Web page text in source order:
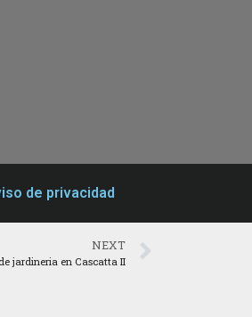
de privacidad
NEXT
jardineria en Cascatta II